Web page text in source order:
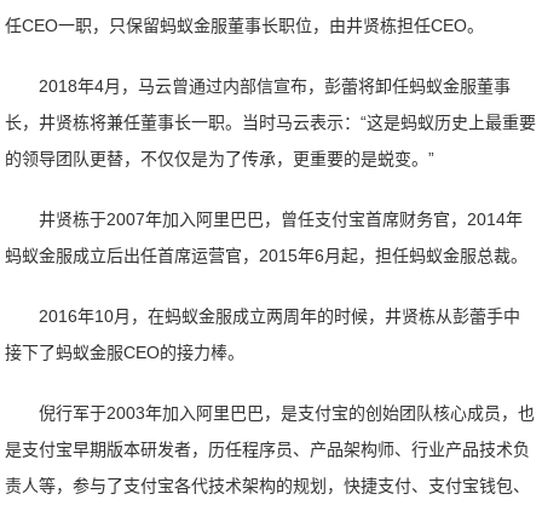
任CEO一职，只保留蚂蚁金服董事长职位，由井贤栋担任CEO。
2018年4月，马云曾通过内部信宣布，彭蕾将卸任蚂蚁金服董事
长，井贤栋将兼任董事长一职。当时马云表示：“这是蚂蚁历史上最重要
的领导团队更替，不仅仅是为了传承，更重要的是蜕变。”
井贤栋于2007年加入阿里巴巴，曾任支付宝首席财务官，2014年
蚂蚁金服成立后出任首席运营官，2015年6月起，担任蚂蚁金服总裁。
2016年10月，在蚂蚁金服成立两周年的时候，井贤栋从彭蕾手中
接下了蚂蚁金服CEO的接力棒。
倪行军于2003年加入阿里巴巴，是支付宝的创始团队核心成员，也
是支付宝早期版本研发者，历任程序员、产品架构师、行业产品技术负
责人等，参与了支付宝各代技术架构的规划，快捷支付、支付宝钱包、